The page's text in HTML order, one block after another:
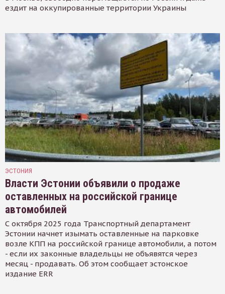
ездит на оккупированные территории Украины
ЭСТОНИЯ
Власти Эстонии объявили о продаже
оставленных на российской границе
автомобилей
С октября 2025 года Транспортный департамент
Эстонии начнет изымать оставленные на парковке
возле КПП на российской границе автомобили, а потом
- если их законные владельцы не объявятся через
месяц - продавать. Об этом сообщает эстонское
издание ERR